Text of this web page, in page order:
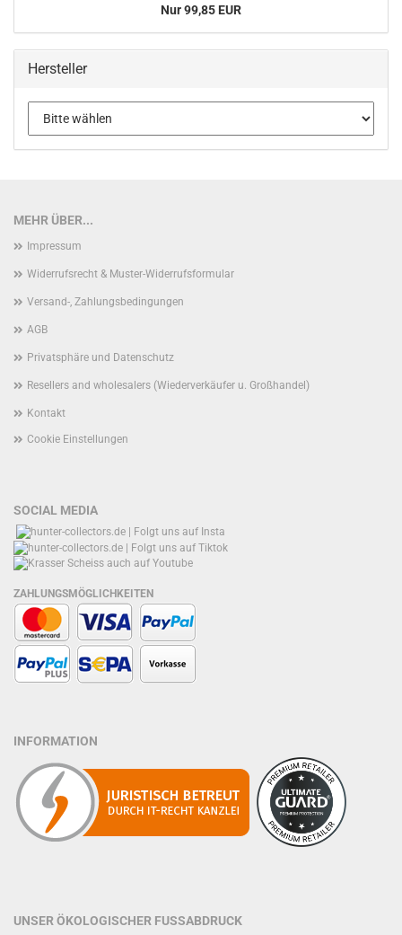
Nur 99,85 EUR
Hersteller
MEHR ÜBER...
Impressum
Widerrufsrecht & Muster-Widerrufsformular
Versand-, Zahlungsbedingungen
AGB
Privatsphäre und Datenschutz
Resellers and wholesalers (Wiederverkäufer u. Großhandel)
Kontakt
Cookie Einstellungen
SOCIAL MEDIA
ZAHLUNGSMÖGLICHKEITEN
INFORMATION
UNSER ÖKOLOGISCHER FUSSABDRUCK